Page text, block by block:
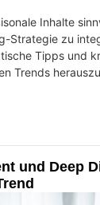
Inhalte
Strategie zu
Tipps und
Trends
und Deep